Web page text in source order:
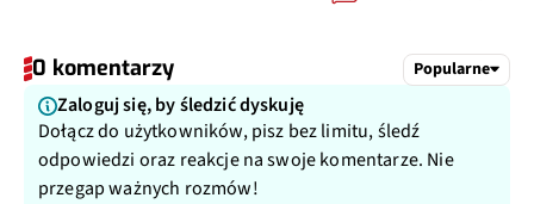
0 komentarzy Popularne
Zaloguj się, by śledzić dyskuję
Dołącz do użytkowników, pisz bez limitu, śledź
odpowiedzi oraz reakcje na swoje komentarze. Nie
przegap ważnych rozmów!